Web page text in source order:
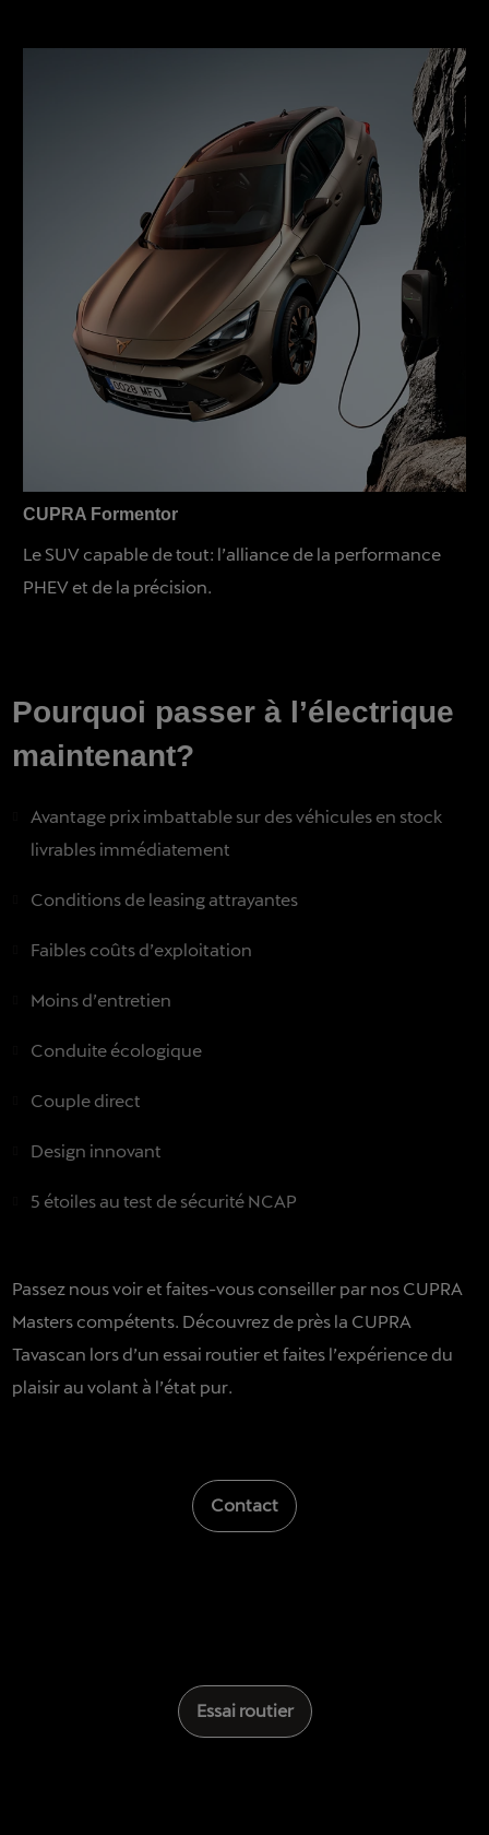
CUPRA Formentor
Le SUV capable de tout: l’alliance de la performance
PHEV et de la précision.
Pourquoi passer à l’électrique
maintenant?
Avantage prix imbattable sur des véhicules en stock
livrables immédiatement
Conditions de leasing attrayantes
Faibles coûts d’exploitation
Moins d’entretien
Conduite écologique
Couple direct
Design innovant
5 étoiles au test de sécurité NCAP
Passez nous voir et faites-vous conseiller par nos CUPRA
Masters compétents. Découvrez de près la CUPRA
Tavascan lors d’un essai routier et faites l’expérience du
plaisir au volant à l’état pur.
Contact
Essai routier